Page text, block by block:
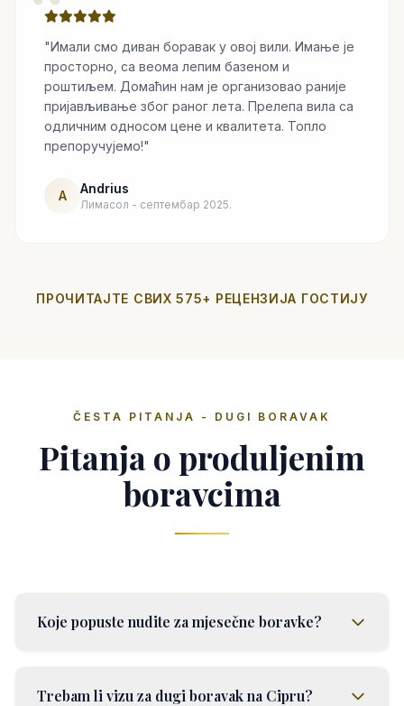
"Имали смо диван боравак у овој вили. Имање је
просторно, са веома лепим базеном и
роштиљем. Домаћин нам је организовао раније
пријављивање због раног лета. Прелепа вила са
одличним односом цене и квалитета. Топло
препоручујемо!"
A Andrius
Лимасол - септембар 2025.
ПРОЧИТАЈТЕ СВИХ 575+ РЕЦЕНЗИЈА ГОСТИЈУ
ČESTA PITANJA - DUGI BORAVAK
Pitanja o produljenim
boravcima
Koje popuste nudite za mjesečne boravke?
Trebam li vizu za dugi boravak na Cipru?